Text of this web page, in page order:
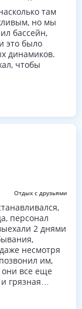
там
но мы
бассейн,
это было
динамиков.
чтобы
Отдых с друзьями
персонал
2 днями
несмотря
им,
они все еще
грязная
прибытии,
сиденье